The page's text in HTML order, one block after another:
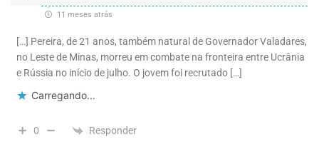
11 meses atrás
[…] Pereira, de 21 anos, também natural de Governador Valadares,
no Leste de Minas, morreu em combate na fronteira entre Ucrânia
e Rússia no início de julho. O jovem foi recrutado […]
Carregando...
0 Responder